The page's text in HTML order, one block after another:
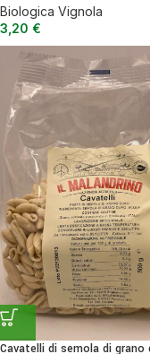
500 g
Biologica Vignola
3,20 €
Cavatelli di semola di grano